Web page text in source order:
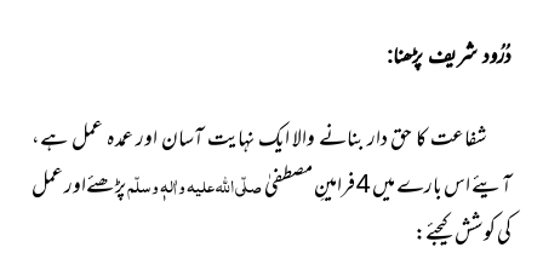
دُرُود شریف پڑھنا:
شفاعت کا حق دار بنانے والا ایک نہایت آسان اور عمدہ عمل ہے،
آیئے اس بارے میں 4 فرامینِ مصطفیٰ
صلّی اللہ علیہ واٰلہٖ وسلّمپڑھئےاور عمل
کی کوشش کیجئے: